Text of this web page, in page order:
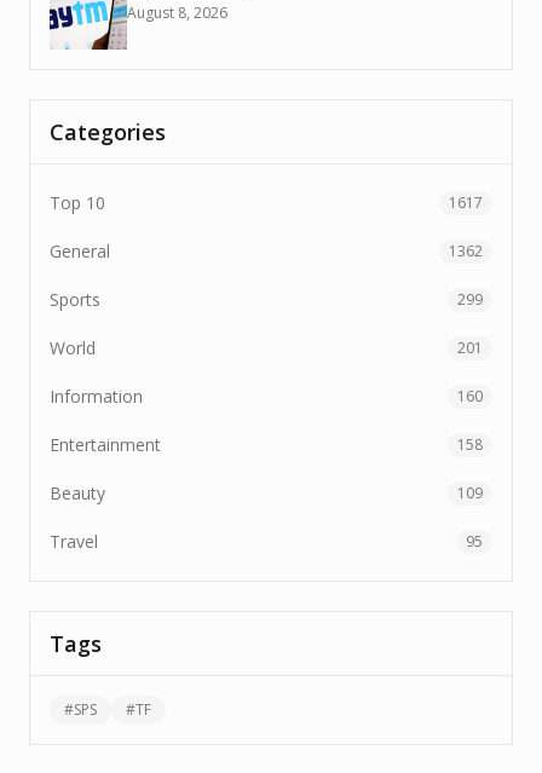
August 8, 2026
Categories
Top 10 1617
General 1362
Sports 299
World 201
Information 160
Entertainment 158
Beauty 109
Travel 95
Tags
#SPS #TF